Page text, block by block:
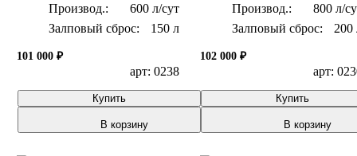
600 л/сут
Залповый сброс:
150 л
101 000 ₽
арт: 0238
Купить
В корзину
800 л/
Залповый сброс:
200
102 000 ₽
арт:
Купить
В корзину